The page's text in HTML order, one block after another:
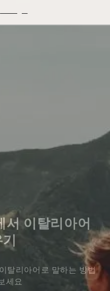
서 이탈리아어
탈리아어로 말하는 방법
세요